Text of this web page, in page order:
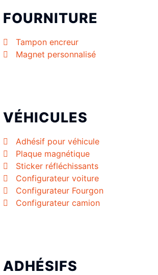
FOURNITURE
Tampon encreur
Magnet personnalisé
VÉHICULES
Adhésif pour véhicule
Plaque magnétique
Sticker réfléchissants
Configurateur voiture
Configurateur Fourgon
Configurateur camion
ADHÉSIFS